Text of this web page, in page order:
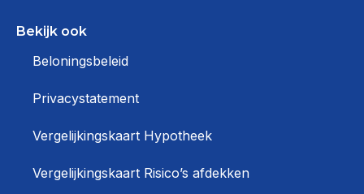
Bekijk ook
Beloningsbeleid
Privacystatement
Vergelijkingskaart Hypotheek
Vergelijkingskaart Risico’s afdekken